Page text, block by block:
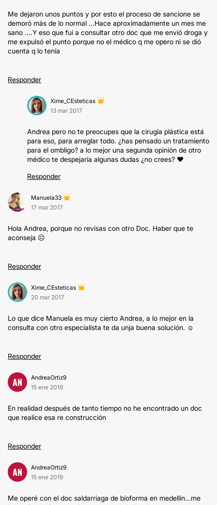
Me dejaron unos puntos y por esto el proceso de sancione se
demoró más de lo normal ...Hace aproximadamente un mes me
sano ....Y eso que fui a consultar otro doc que me envió droga y
me expulsó el punto porque no el médico q me opero ni se dió
cuenta q lo tenía
Responder
Xime_CEsteticas
13 mar 2017
Andrea pero no te preocupes que la cirugía plástica está
para eso, para arreglar todo. ¿has pensado un tratamiento
para el ombligo? a lo mejor una segunda opinión de otro
médico te despejaría algunas dudas ¿no crees? ❤️
Responder
Manuela33
17 mar 2017
Hola Andrea, porque no revisas con otro Doc. Haber que te
aconseja ☹️
Responder
Xime_CEsteticas
20 mar 2017
Lo que dice Manuela es muy cierto Andrea, a lo mejor en la
consulta con otro especialista te da unja buena solución. ☺️
Responder
AN
AndreaOrtiz9
15 ene 2019
En realidad después de tanto tiempo no he encontrado un doc
que realice esa re construcción
Responder
AN
AndreaOrtiz9
15 ene 2019
Me operé con el doc saldarriaga de bioforma en medellin...me